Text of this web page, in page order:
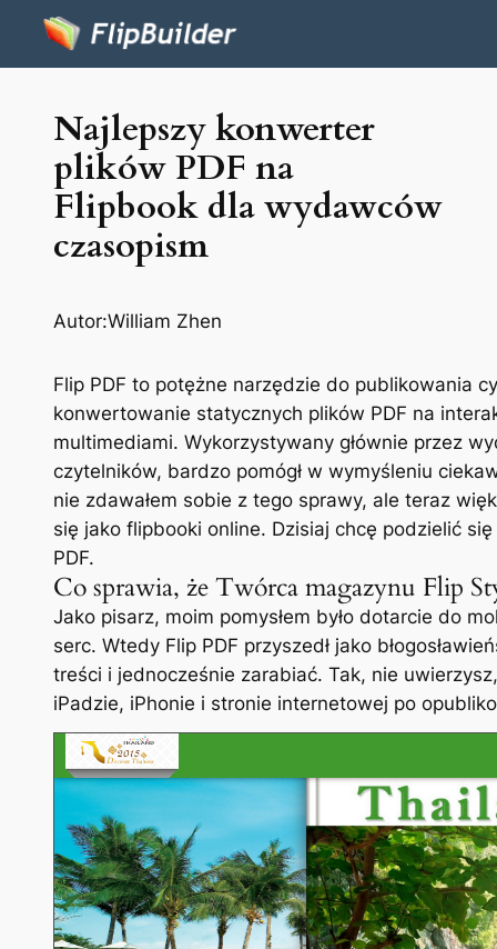
Najlepszy konwerter
plików PDF na
Flipbook dla wydawców
czasopism
Autor:William Zhen
Flip PDF to potężne narzędzie do publikowania
konwertowanie statycznych plików PDF na
multimediami. Wykorzystywany głównie przez
czytelników, bardzo pomógł w wymyśleniu
nie zdawałem sobie z tego sprawy, ale teraz
się jako flipbooki online. Dzisiaj chcę podzielić
PDF.
Co sprawia, że Twórca magazynu Flip
Jako pisarz, moim pomysłem było dotarcie do
serc. Wtedy Flip PDF przyszedł jako
treści i jednocześnie zarabiać. Tak, nie
iPadzie, iPhonie i stronie internetowej po